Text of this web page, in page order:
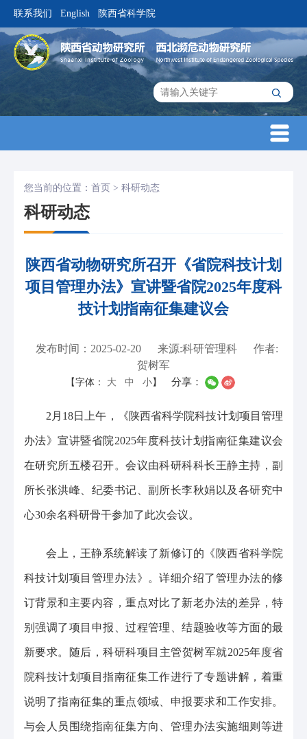
联系我们 English 陕西省科学院
您当前的位置： 首页 > 科研动态
科研动态
陕西省动物研究所召开《省院科技计划
项目管理办法》宣讲暨省院2025年度科
技计划指南征集建议会
发布时间：2025-02-20 来源:科研管理科
作者:
贺树军
【字体： 大 中 小】 分享：
2月18日上午，《陕西省科学院科技计划项目管理
办法》宣讲暨省院2025年度科技计划指南征集建议会
在研究所五楼召开。会议由科研科科长王静主持，副
所长张洪峰、纪委书记、副所长李秋娟以及各研究中
心30余名科研骨干参加了此次会议。
会上，王静系统解读了新修订的《陕西省科学院
科技计划项目管理办法》。详细介绍了管理办法的修
订背景和主要内容，重点对比了新老办法的差异，特
别强调了项目申报、过程管理、结题验收等方面的最
新要求。随后，科研科项目主管贺树军就2025年度省
院科技计划项目指南征集工作进行了专题讲解，着重
说明了指南征集的重点领域、申报要求和工作安排。
与会人员围绕指南征集方向、管理办法实施细则等进